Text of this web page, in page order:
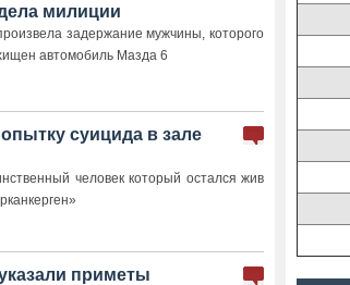
милиции
задержание мужчины, которого
автомобиль Мазда 6
суицида в зале
человек который остался жив
приметы